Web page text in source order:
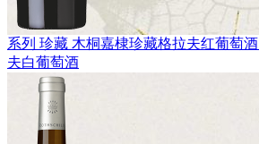
系列 珍藏 木桐嘉棣珍藏格拉夫红葡萄酒
夫白葡萄酒